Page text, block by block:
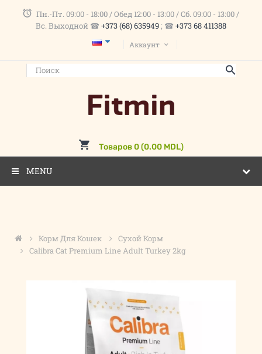
Пн.-Пт. 09:00 - 18:00 / Обед 12:00 - 13:00 / Сб. 09:00 - 13:00 /
Вс. Выходной ☎+373 (68) 635949 ; ☎+373 68 411388
Аккаунт
Товаров 0 (0.00 MDL)
MENU
Корм Для Кошек
Сухой Корм
Calibra Cat Premium Line Adult Turkey 2kg